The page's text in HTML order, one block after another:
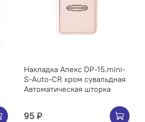
Накладка Апекс DP-15.mini-
S-Auto-CR хром сувальдная
Автоматическая шторка
95 ₽